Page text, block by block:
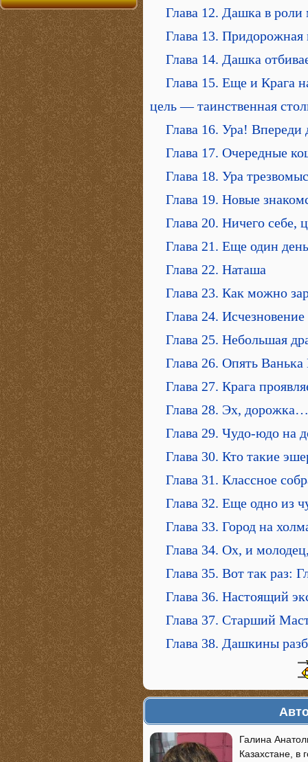
Глава 12. Дашка в
Глава 13. Придорожная
Глава 14. Дашка
Глава 15. Еще и Крага
цель — таинственная
Глава 16. Ура! Впереди
Глава 17. Очередные
Глава 18. Ура
Глава 19. Новые
Глава 20. Ничего себе,
Глава 21. Еще один
Глава 22. Наташа
Глава 23. Как можно
Глава 24.
Глава 25. Небольшая
Глава 26. Опять Ванька
Глава 27. Крага
Глава 28. Эх, дорожка…
Глава 29. Чудо-юдо на
Глава 30. Кто такие
Глава 31. Классное
Глава 32. Еще одно из
Глава 33. Город на
Глава 34. Ох, и
Глава 35. Вот так раз:
Глава 36. Настоящий
Глава 37. Старший
Глава 38. Дашкины
Галина
Казахстане, в